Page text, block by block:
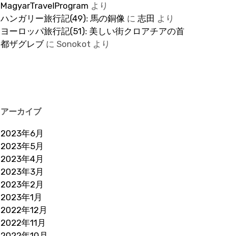
MagyarTravelProgram より
ハンガリー旅行記(49): 馬の銅像 に志田 より
ヨーロッパ旅行記(51): 美しい街クロアチアの首
都ザグレブにSonokot より
アーカイブ
2023年6月
2023年5月
2023年4月
2023年3月
2023年2月
2023年1月
2022年12月
2022年11月